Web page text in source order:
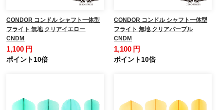
CONDOR コンドル シャフト一体型
フライト 無地 クリアイエロー
CNDM
1,100 円
ポイント10倍
CONDOR コンドル シャフト一体型
フライト 無地 クリアパープル
CNDM
1,100 円
ポイント10倍